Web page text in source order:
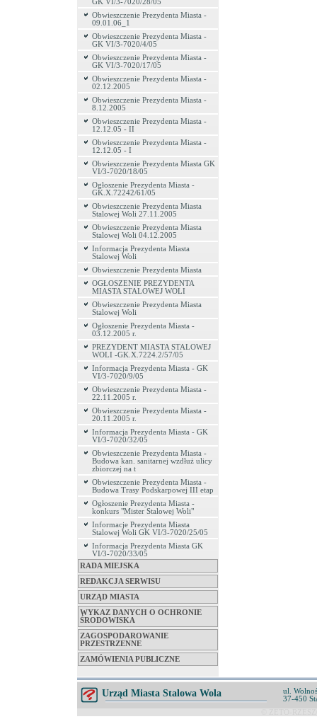
GK VI/3-7020/28/05
Obwieszczenie Prezydenta Miasta -
09.01.06_1
Obwieszczenie Prezydenta Miasta -
GK VI/3-7020/4/05
Obwieszczenie Prezydenta Miasta -
GK VI/3-7020/17/05
Obwieszczenie Prezydenta Miasta -
02.12.2005
Obwieszczenie Prezydenta Miasta -
8.12.2005
Obwieszczenie Prezydenta Miasta -
12.12.05 - II
Obwieszczenie Prezydenta Miasta -
12.12.05 - I
Obwieszczenie Prezydenta Miasta GK
VI/3-7020/18/05
Ogłoszenie Prezydenta Miasta -
GK.X.72242/61/05
Obwieszczenie Prezydenta Miasta
Stalowej Woli 27.11.2005
Obwieszczenie Prezydenta Miasta
Stalowej Woli 04.12.2005
Informacja Prezydenta Miasta
Stalowej Woli
Obwieszczenie Prezydenta Miasta
OGŁOSZENIE PREZYDENTA
MIASTA STALOWEJ WOLI
Obwieszczenie Prezydenta Miasta
Stalowej Woli
Ogłoszenie Prezydenta Miasta -
03.12.2005 r.
PREZYDENT MIASTA STALOWEJ
WOLI -GK.X.7224.2/57/05
Informacja Prezydenta Miasta - GK
VI/3-7020/9/05
Obwieszczenie Prezydenta Miasta -
22.11.2005 r.
Obwieszczenie Prezydenta Miasta -
20.11.2005 r.
Informacja Prezydenta Miasta - GK
VI/3-7020/32/05
Obwieszczenie Prezydenta Miasta -
Budowa kan. sanitarnej wzdłuż ulicy
zbiorczej na t
Obwieszczenie Prezydenta Miasta -
Budowa Trasy Podskarpowej III etap
Ogłoszenie Prezydenta Miasta -
konkurs "Mister Stalowej Woli"
Informacje Prezydenta Miasta
Stalowej Woli GK VI/3-7020/25/05
Informacja Prezydenta Miasta GK
VI/3-7020/33/05
RADA MIEJSKA
REDAKCJA SERWISU
URZĄD MIASTA
WYKAZ DANYCH O OCHRONIE
ŚRODOWISKA
ZAGOSPODAROWANIE
PRZESTRZENNE
ZAMÓWIENIA PUBLICZNE
Urząd Miasta Stalowa Wola
ul.
37-450